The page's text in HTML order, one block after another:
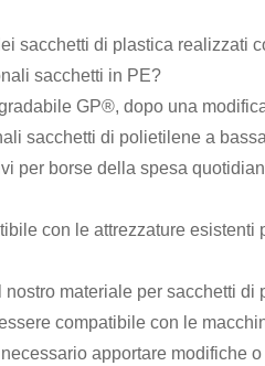
sacchetti di plastica
sacchetti in PE?
GP®, dopo una
sacchetti di polietilene a
per borse della spesa
con le attrezzature
materiale per sacchetti
compatibile con le
apportare modifiche